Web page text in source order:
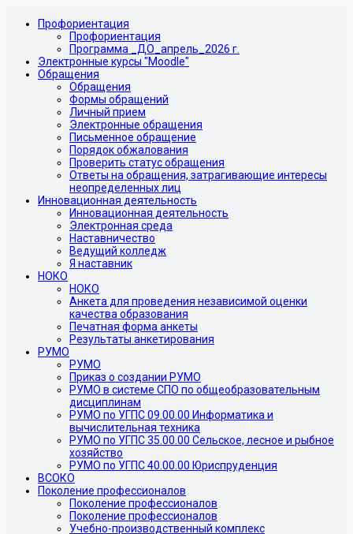
Профориентация
Профориентация
Программа _ДО_апрель_2026 г.
Электронные курсы "Moodle"
Обращения
Обращения
Формы обращений
Личный прием
Электронные обращения
Письменное обращение
Порядок обжалования
Проверить статус обращения
Ответы на обращения, затрагивающие интересы
неопределенных лиц
Инновационная деятельность
Инновационная деятельность
Электронная среда
Наставничество
Ведущий колледж
Я наставник
НОКО
НОКО
Анкета для проведения независимой оценки
качества образования
Печатная форма анкеты
Результаты анкетирования
РУМО
РУМО
Приказ о создании РУМО
РУМО в системе СПО по общеобразовательным
дисциплинам
РУМО по УГПС 09.00.00 Информатика и
вычислительная техника
РУМО по УГПС 35.00.00 Сельское, лесное и рыбное
хозяйство
РУМО по УГПС 40.00.00 Юриспруденция
ВСОКО
Поколение профессионалов
Поколение профессионалов
Поколение профессионалов
Учебно-производственный комплекс